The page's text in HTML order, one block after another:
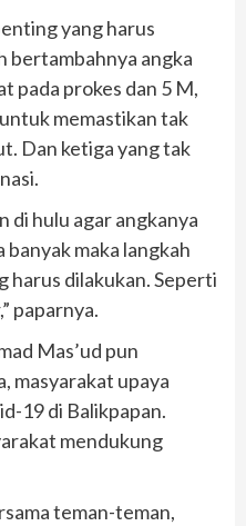
yang harus
bertambahnya angka
pada prokes dan 5 M,
memastikan tak
Dan ketiga yang tak
di hulu agar angkanya
maka langkah
harus dilakukan. Seperti
paparnya.
Mas’ud pun
masyarakat upaya
19 di Balikpapan.
mendukung
teman-teman,